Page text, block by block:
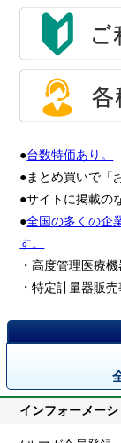
●台数特価あり。
●まとめ買いで「
●サイトに掲載の
●全国の多くの企
す。
・高度管理医療
・特定計量器販
インフォーメーシ